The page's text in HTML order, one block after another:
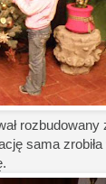
sama